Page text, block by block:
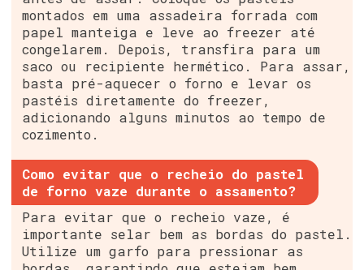
montados em uma assadeira forrada com
papel manteiga e leve ao freezer até
congelarem. Depois, transfira para um
saco ou recipiente hermético. Para assar,
basta pré-aquecer o forno e levar os
pastéis diretamente do freezer,
adicionando alguns minutos ao tempo de
cozimento.
Como evitar que o recheio do pastel
de forno vaze durante o assamento?
Para evitar que o recheio vaze, é
importante selar bem as bordas do pastel.
Utilize um garfo para pressionar as